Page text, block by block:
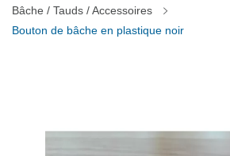
Bâche / Tauds / Accessoires
Bouton de bâche en plastique noir